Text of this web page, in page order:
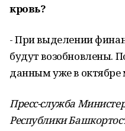
кровь?
- При выделении
будут возобновлены.
данным уже в октябре
Пресс-служба
Республики